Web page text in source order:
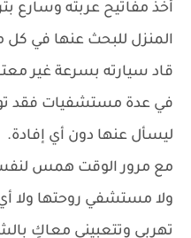
أخذ مفاتيح عربته وسارع
المنزل للبحث عنها في كل
قاد سيارته بسرعة غير
في عدة مستشفيات فقد
ليسأل عنها دون أي إفادة.
مع مرور الوقت همس
ولا مستشفي روحتها ولا
تهربي وتتعبيني معاكِ